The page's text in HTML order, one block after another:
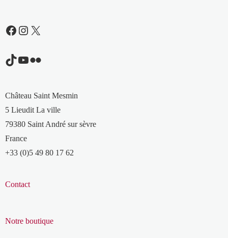
Facebook
Instagram
X
TikTok
YouTube
Flickr
Château Saint Mesmin
5 Lieudit La ville
79380 Saint André sur sèvre
France
+33 (0)5 49 80 17 62
Contact
Notre boutique